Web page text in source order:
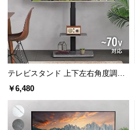
配
送
に
つ
い
て
型
商
テレビスタンド 上下左右角度調節
32~70V対応
￥6,480